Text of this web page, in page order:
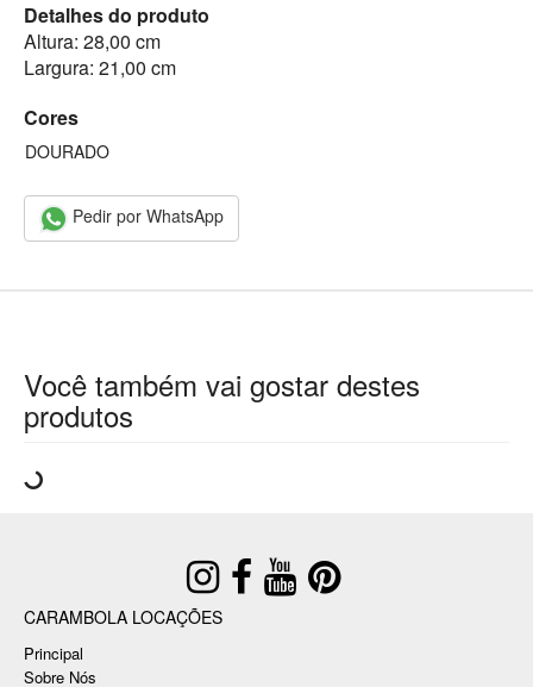
Detalhes do produto
Altura: 28,00 cm
Largura: 21,00 cm
Cores
DOURADO
Pedir por WhatsApp
Você também vai gostar destes
produtos
CARAMBOLA LOCAÇÕES
Principal
Sobre Nós